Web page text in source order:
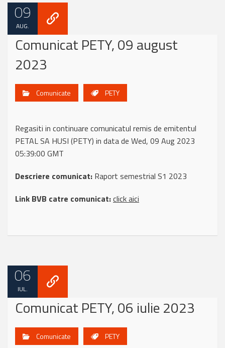
09
AUG.
Comunicat PETY, 09 august
2023
Comunicate PETY
Regasiti in continuare comunicatul remis de emitentul
PETAL SA HUSI (PETY) in data de Wed, 09 Aug 2023
05:39:00 GMT
Descriere comunicat: Raport semestrial S1 2023
Link BVB catre comunicat:click aici
06
IUL.
Comunicat PETY, 06 iulie 2023
Comunicate PETY